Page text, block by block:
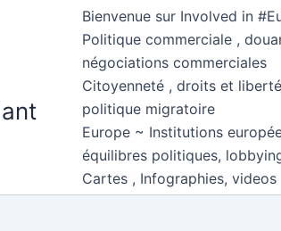
Bienvenue sur Involved in
Politique commerciale ,
négociations commerciales
Citoyenneté , droits et
politique migratoire
Europe ~ Institutions
équilibres politiques,
Cartes , Infographies, videos